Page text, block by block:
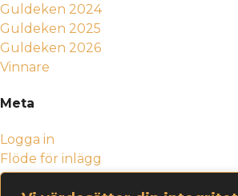
Guldeken 2024
Guldeken 2025
Guldeken 2026
Vinnare
Meta
Logga in
Flöde för inlägg
Flöde för kommentarer